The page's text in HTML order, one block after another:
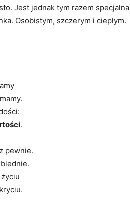
Jest jednak tym razem specjalna
Osobistym, szczerym i ciepłym.
.
pewnie.